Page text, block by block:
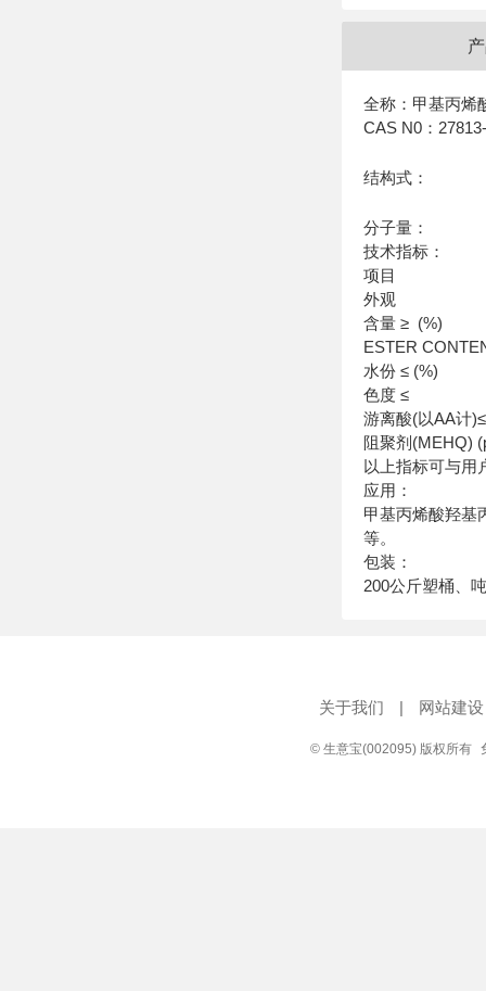
全称：甲基丙烯
CAS N0：
结构式：
分子量：
技术指标：
项目
外观
含量 ≥ (%)
ESTER
水份 ≤ (%)
色度 ≤
游离酸(以AA计
阻聚剂(MEHQ)
以上指标可与用
应用：
甲基丙烯酸羟基
等。
包装：
200公斤塑桶、
关于我们 | 网站建设
© 生意宝(002095) 版权所有